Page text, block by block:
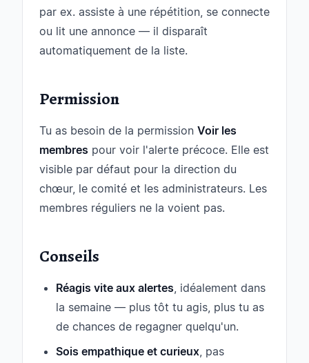
par ex. assiste à une répétition, se connecte
ou lit une annonce — il disparaît
automatiquement de la liste.
Permission
Tu as besoin de la permission Voir les
membres pour voir l'alerte précoce. Elle est
visible par défaut pour la direction du
chœur, le comité et les administrateurs. Les
membres réguliers ne la voient pas.
Conseils
Réagis vite aux alertes, idéalement dans
la semaine — plus tôt tu agis, plus tu as
de chances de regagner quelqu'un.
Sois empathique et curieux, pas